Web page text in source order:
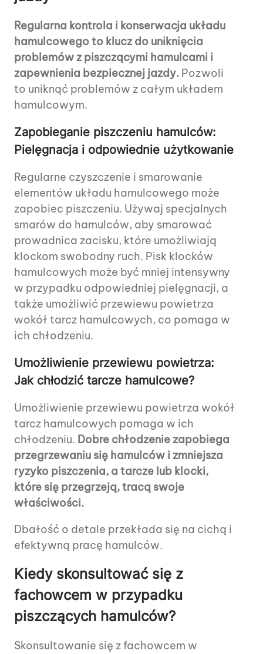
Regularna kontrola i konserwacja układu
hamulcowego to klucz do uniknięcia
problemów z piszczącymi hamulcami i
zapewnienia bezpiecznej jazdy. Pozwoli
to uniknąć problemów z całym układem
hamulcowym.
Zapobieganie piszczeniu hamulców:
Pielęgnacja i odpowiednie użytkowanie
Regularne czyszczenie i smarowanie
elementów układu hamulcowego może
zapobiec piszczeniu. Używaj specjalnych
smarów do hamulców, aby smarować
prowadnica zacisku, które umożliwiają
klockom swobodny ruch. Pisk klocków
hamulcowych może być mniej intensywny
w przypadku odpowiedniej pielęgnacji, a
także umożliwić przewiewu powietrza
wokół tarcz hamulcowych, co pomaga w
ich chłodzeniu.
Umożliwienie przewiewu powietrza:
Jak chłodzić tarcze hamulcowe?
Umożliwienie przewiewu powietrza wokół
tarcz hamulcowych pomaga w ich
chłodzeniu. Dobre chłodzenie zapobiega
przegrzewaniu się hamulców i zmniejsza
ryzyko piszczenia, a tarcze lub klocki,
które się przegrzeją, tracą swoje
właściwości.
Dbałość o detale przekłada się na cichą i
efektywną pracę hamulców.
Kiedy skonsultować się z
fachowcem w przypadku
piszczących hamulców?
Skonsultowanie się z fachowcem w